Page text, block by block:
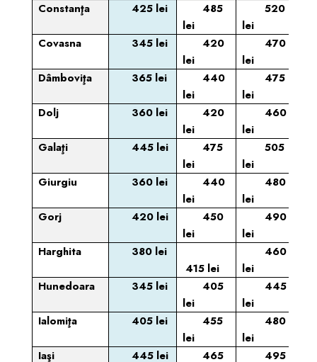
Constanţa
425 lei
485
lei
520
lei
Covasna
345 lei
420
lei
470
lei
Dâmboviţa
365 lei
440
lei
475
lei
Dolj
360 lei
420
lei
460
lei
Galaţi
445 lei
475
lei
505
lei
Giurgiu
360 lei
440
lei
480
lei
Gorj
420 lei
450
lei
490
lei
Harghita
380 lei
415 lei
460
lei
Hunedoara
345 lei
405
lei
445
lei
Ialomiţa
405 lei
455
lei
480
lei
Iaşi
445 lei
465
495